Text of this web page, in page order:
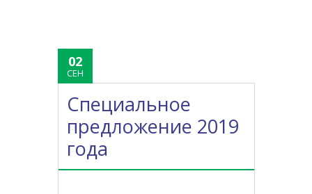
02
СЕН
Специальное
предложение 2019
года